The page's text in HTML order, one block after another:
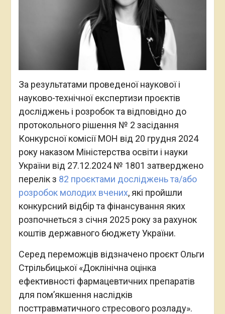
За результатами проведеної наукової і
науково-технічної експертизи проєктів
досліджень і розробок та відповідно до
протокольного рішення № 2 засідання
Конкурсної комісії МОН від 20 грудня 2024
року наказом Міністерства освіти і науки
України від 27.12.2024 № 1801 затверджено
перелік з 82 проєктами досліджень та/або
розробок молодих вчених, які пройшли
конкурсний відбір та фінансування яких
розпочнеться з січня 2025 року за рахунок
коштів державного бюджету України.
Серед переможців відзначено проєкт Ольги
Стрільбицької «Доклінічна оцінка
ефективності фармацевтичних препаратів
для пом’якшення наслідків
посттравматичного стресового розладу».